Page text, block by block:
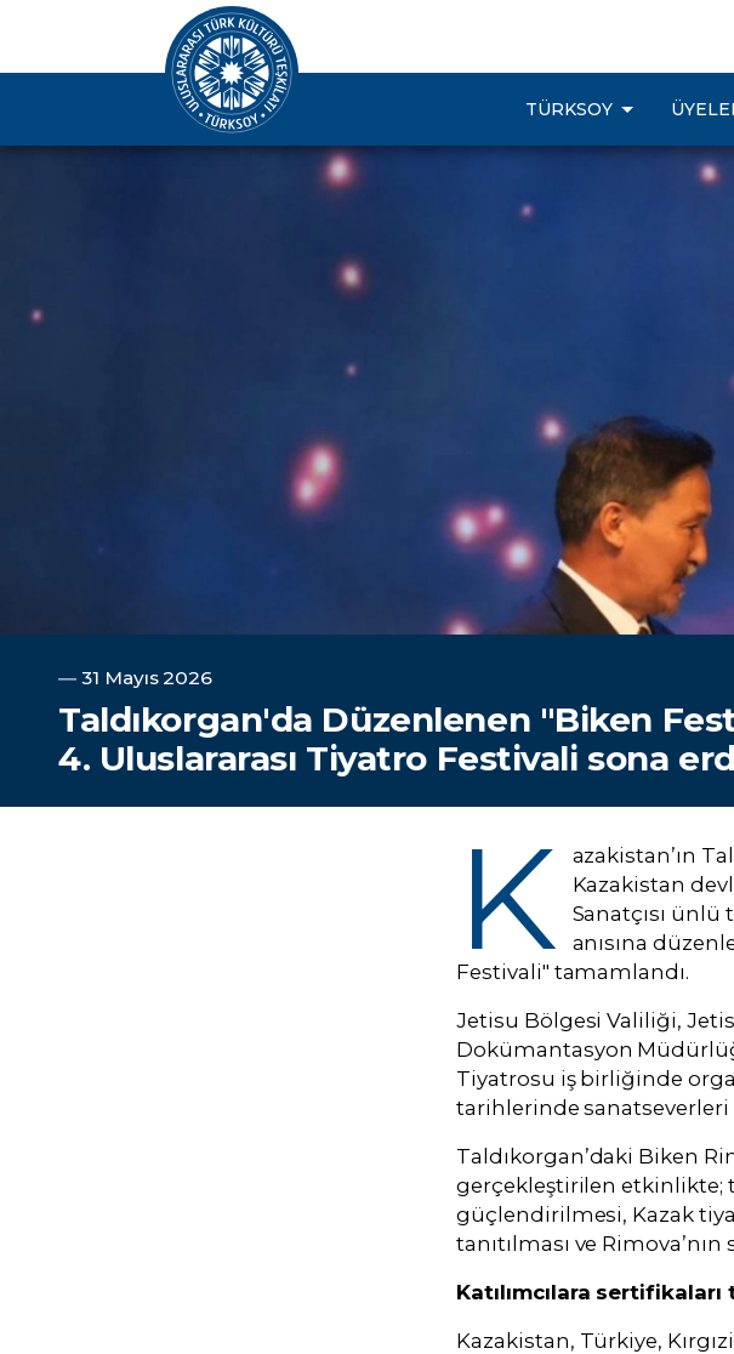
TÜRKSOY
― 31 Mayıs 2026
Taldıkorgan'da Düzenlenen "Biken
4. Uluslararası Tiyatro Festivali sona
K
azakistan’ın
Kazakistan
Sanatçısı
anısına
Festivali" tamamlandı.
Jetisu Bölgesi Valiliği,
Dokümantasyon
Tiyatrosu iş birliğinde
tarihlerinde sanatseverleri
Taldıkorgan’daki Biken
gerçekleştirilen etkinlikte;
güçlendirilmesi, Kazak
tanıtılması ve
Katılımcılara
Kazakistan, Türkiye,
Taldıkorgan'da Düzenlenen "Biken Fest" 4. Uluslararası Tiyatro Festivali sona erdi